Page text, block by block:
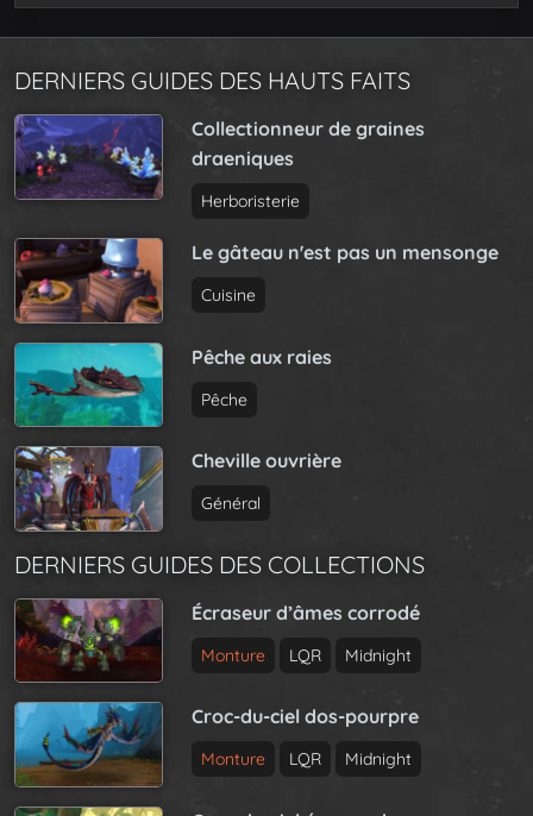
DERNIERS GUIDES DES HAUTS FAITS
Collectionneur de graines
draeniques
Herboristerie
Le gâteau n'est pas un mensonge
Cuisine
Pêche aux raies
Pêche
Cheville ouvrière
Général
DERNIERS GUIDES DES COLLECTIONS
Écraseur d’âmes corrodé
Monture LQR Midnight
Croc-du-ciel dos-pourpre
Monture LQR Midnight